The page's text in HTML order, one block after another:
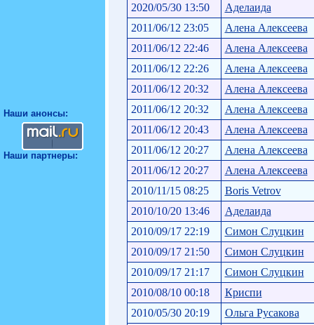
Наши анонсы:
Наши партнеры:
2020/05/30 13:50
Аделаида
2011/06/12 23:05
Алена Алексеева
2011/06/12 22:46
Алена Алексеева
2011/06/12 22:26
Алена Алексеева
2011/06/12 20:32
Алена Алексеева
2011/06/12 20:32
Алена Алексеева
2011/06/12 20:43
Алена Алексеева
2011/06/12 20:27
Алена Алексеева
2011/06/12 20:27
Алена Алексеева
2010/11/15 08:25
Boris Vetrov
2010/10/20 13:46
Аделаида
2010/09/17 22:19
Симон Слуцкин
2010/09/17 21:50
Симон Слуцкин
2010/09/17 21:17
Симон Слуцкин
2010/08/10 00:18
Криспи
2010/05/30 20:19
Ольга Русакова